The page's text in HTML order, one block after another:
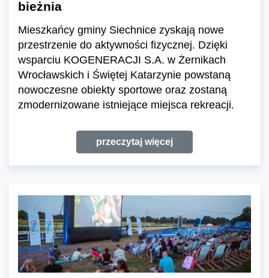
bieżnia
Mieszkańcy gminy Siechnice zyskają nowe
przestrzenie do aktywności fizycznej. Dzięki
wsparciu KOGENERACJI S.A. w Żernikach
Wrocławskich i Świętej Katarzynie powstaną
nowoczesne obiekty sportowe oraz zostaną
zmodernizowane istniejące miejsca rekreacji.
przeczytaj więcej